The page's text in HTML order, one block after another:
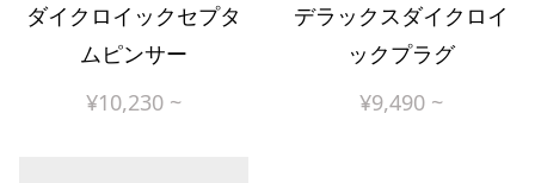
ダイクロイックセプタ
ムピンサー
¥10,230 ~
デラックスダイクロイ
ックプラグ
¥9,490 ~